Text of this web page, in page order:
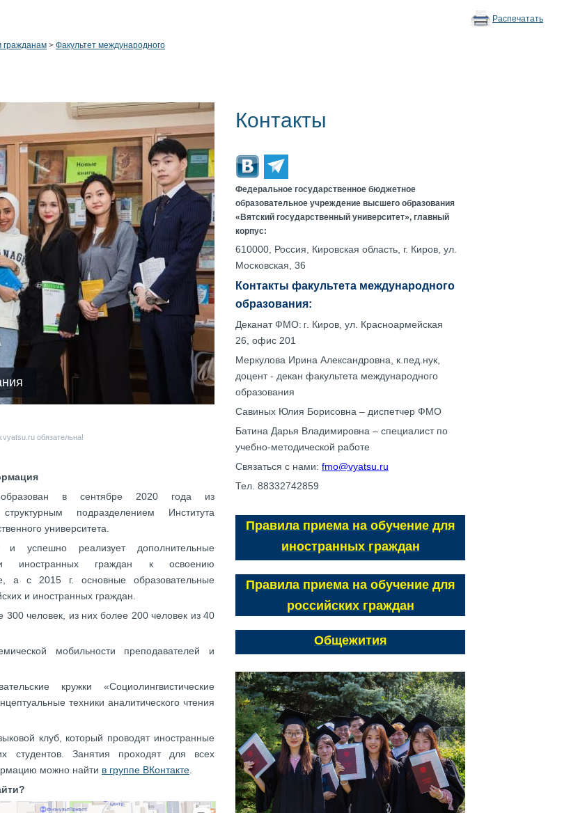
Распечатать
гражданам > Факультет международного
обязательна!
в сентябре 2020 года из
подразделением Института
университета.
успешно реализует дополнительные
иностранных граждан к освоению
а с 2015 г. основные образовательные
и иностранных граждан.
человек, из них более 200 человек из 40
мобильности преподавателей и
кружки «Социолингвистические
техники аналитического чтения
клуб, который проводят иностранные
студентов. Занятия проходят для всех
можно найти в группе ВКонтакте
Контакты
Федеральное государственное бюджетное
образовательное учреждение высшего образования
«Вятский государственный университет», главный
корпус:
610000, Россия, Кировская область, г. Киров, ул.
Московская, 36
Контакты факультета международного
образования:
Деканат ФМО: г . Киров, ул. Красноармейская
26, офис 201
Меркулова Ирина Александровна, к.пед.нук,
доцент - декан факультета международного
образования
Савиных Юлия Борисовна – диспетчер ФМО
Батина Дарья Владимировна – специалист по
учебно-методической работе
Связаться с нами: fmo@vyatsu.ru
Тел. 88332742859
Правила приема на обучение для
иностранных граждан
Правила приема на обучение для
российских граждан
Общежития